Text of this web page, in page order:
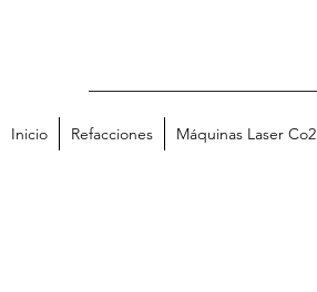
Inicio Refacciones Máquinas Laser Co2